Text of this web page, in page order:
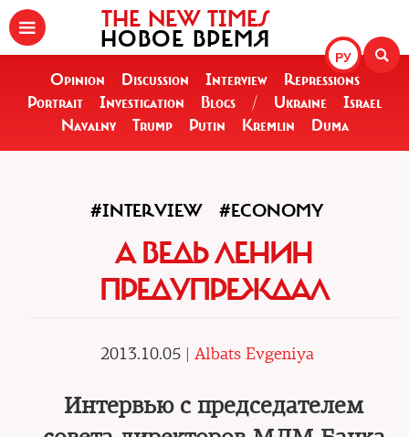
РУ
THE NEW TIMES
НОВОЕ ВРЕМЯ
Opinion Discussion Interview
Repressions
Portrait
Investigation Blogs / Ukraine
Israel
Navalny
Trump Putin Kremlin Duma
#INTERVIEW #ECONOMY
А ВЕДЬ ЛЕНИН
ПРЕДУПРЕЖДАЛ
2013.10.05 | Albats Evgeniya
Интервью с председателем